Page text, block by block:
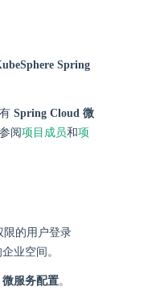
Spring
Spring Cloud 微
阅项目成员和项
限的用户登录
业空间。
服务配置。